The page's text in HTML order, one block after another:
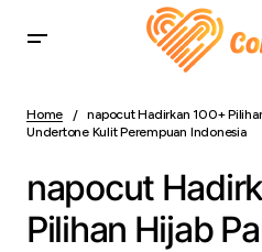
Undertone Kulit Perempuan
Home
napocut Hadirkan 100+
Undertone Kulit Perempuan Indonesia
napocut
Pilihan Hijab